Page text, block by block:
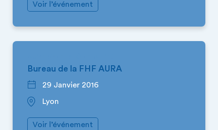
Voir l’événement
Bureau de la FHF AURA
29 Janvier 2016
Lyon
Voir l’événement